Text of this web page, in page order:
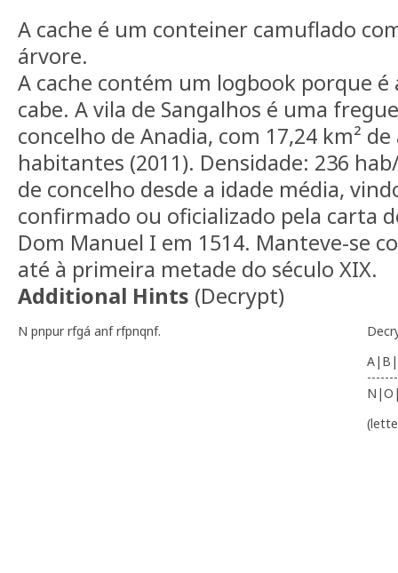
A cache é um conteiner camuflado
árvore.
A cache contém um logbook porque é
cabe. A vila de Sangalhos é uma
concelho de Anadia, com 17,24 km² de
habitantes (2011). Densidade: 236
de concelho desde a idade média,
confirmado ou oficializado pela carta
Dom Manuel I em 1514. Manteve-se
até à primeira metade do século XIX.
Additional Hints (Decrypt)
N pnpur rfgá anf rfpnqnf.